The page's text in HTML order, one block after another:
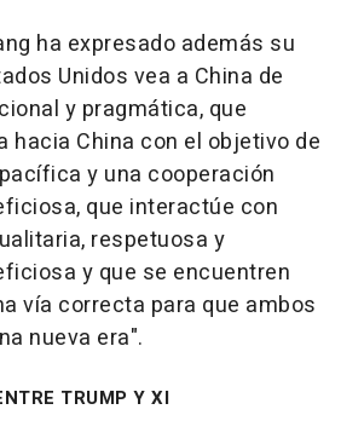
ha expresado además su
Unidos vea a China de
y pragmática, que
hacia China con el objetivo de
y una cooperación
que interactúe con
respetuosa y
y que se encuentren
vía correcta para que ambos
nueva era".
TRUMP Y XI